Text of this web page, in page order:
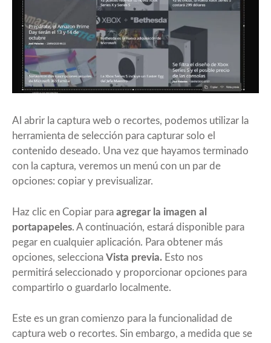
Al abrir la captura web o recortes, podemos utilizar la
herramienta de selección para capturar solo el
contenido deseado. Una vez que hayamos terminado
con la captura, veremos un menú con un par de
opciones: copiar y previsualizar.
Haz clic en Copiar para agregar la imagen al
portapapeles. A continuación, estará disponible para
pegar en cualquier aplicación. Para obtener más
opciones, selecciona Vista previa. Esto nos
permitirá seleccionado y proporcionar opciones para
compartirlo o guardarlo localmente.
Este es un gran comienzo para la funcionalidad de
captura web o recortes. Sin embargo, a medida que se